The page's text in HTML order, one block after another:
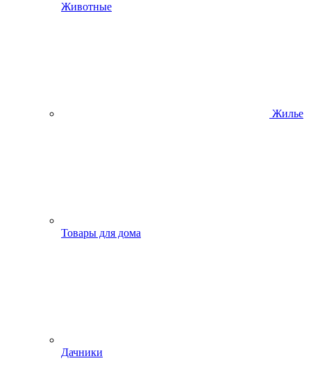
Животные
Жилье
Товары для дома
Дачники